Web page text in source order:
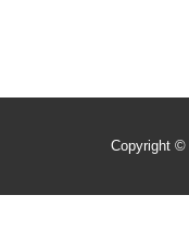
Copyright ©